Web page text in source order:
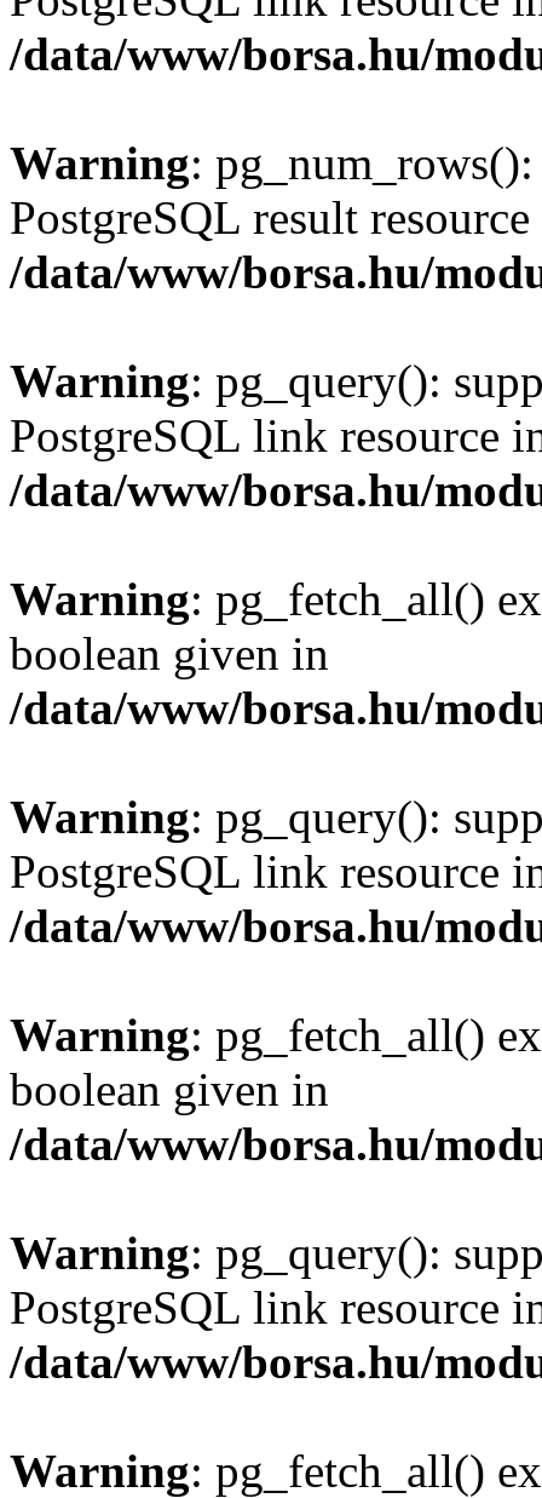
/data/www/borsa.hu/
Warning:
PostgreSQL result
/data/www/borsa.hu/
Warning: pg_query():
PostgreSQL link resource
/data/www/borsa.hu/
Warning: pg_fetch_all()
boolean given in
/data/www/borsa.hu/
Warning: pg_query():
PostgreSQL link resource
/data/www/borsa.hu/
Warning: pg_fetch_all()
boolean given in
/data/www/borsa.hu/
Warning: pg_query():
PostgreSQL link resource
/data/www/borsa.hu/
Warning: pg_fetch_all()